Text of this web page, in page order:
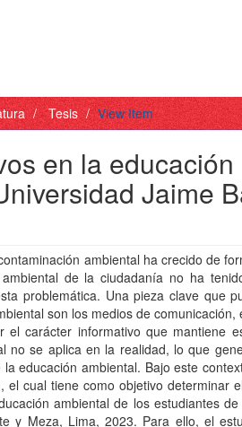
Tesis View Item
en la educación
Jaime
ambiental ha crecido de
de la ciudadanía no ha
problemática. Una pieza clave que
son los medios de comunicación,
el carácter informativo que mantiene
no se aplica en la realidad, lo que
educación ambiental. Bajo este
el cual tiene como objetivo determinar
ambiental de los estudiantes
y Meza, Lima, 2023. Para ello, el